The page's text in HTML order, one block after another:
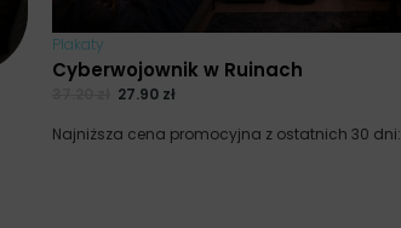
Plakaty
Cyberwojownik w Ruinach
27.90 zł
Najniższa cena promocyjna z ostatnich 30 dni: